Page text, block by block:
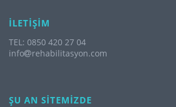
İLETİŞİM
TEL: 0850 420 27 04
info
rehabilitasyon.com
ŞU AN SİTEMİZDE